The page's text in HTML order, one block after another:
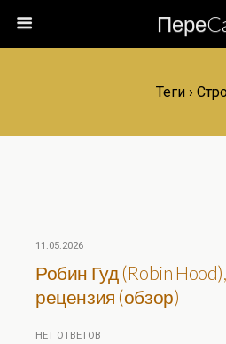
Теги ›
11.05.2026
Робин Гуд (Robin
рецензия (обзор)
НЕТ ОТВЕТОВ